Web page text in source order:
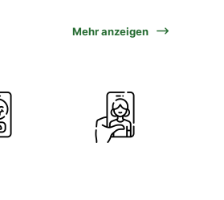
Mehr anzeigen